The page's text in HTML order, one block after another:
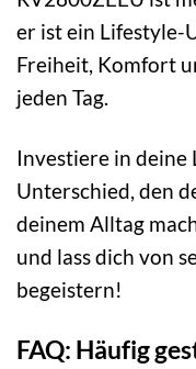
er ist ein Lifestyle-
Freiheit, Komfort
jeden Tag.
Investiere in deine
Unterschied, den
deinem Alltag
und lass dich von
begeistern!
FAQ: Häufig